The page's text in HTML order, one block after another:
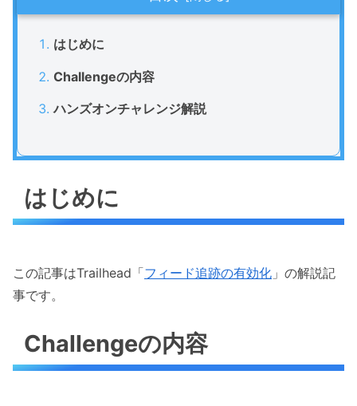
はじめに
Challengeの内容
ハンズオンチャレンジ解説
はじめに
この記事はTrailhead「フィード追跡の有効化 」の解説記
事です。
Challengeの内容